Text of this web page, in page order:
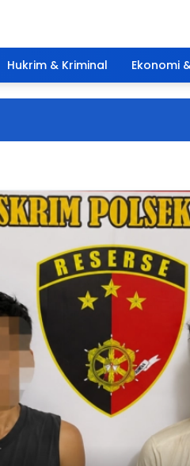
Hukrim & Kriminal Ekonomi